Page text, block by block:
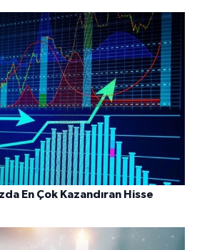
En Çok Kazandıran Hisse